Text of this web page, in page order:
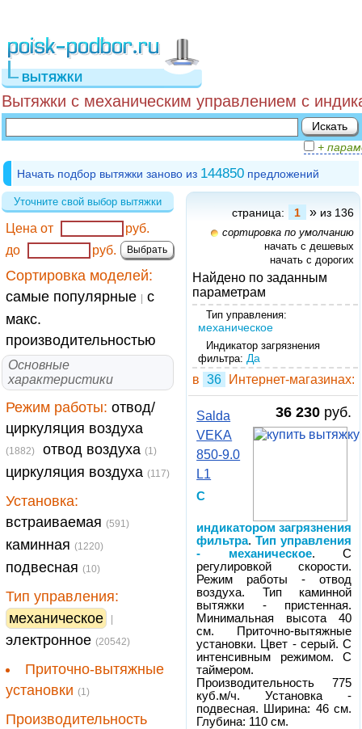
ВЫТЯЖКИ
Вытяжки с механическим управлением с
+
Начать подбор вытяжки заново из 144850 предложений
Уточните свой выбор вытяжки
Цена от
руб.
до
руб.
Сортировка моделей:
самые популярные
с
макс.
производительностью
Основные
характеристики
Режим работы: отвод/
циркуляция воздуха
(1882) отвод воздуха (1)
циркуляция воздуха (117)
Установка:
встраиваемая (591)
каминная (1220)
подвесная (10)
Тип управления:
механическое
электронное (20542)
Приточно-вытяжные
установки (1)
Производительность
страница: 1 » из 136
сортировка по умолчанию
начать с дешевых
начать с дорогих
Найдено по заданным
параметрам
Тип управления:
механическое
Индикатор загрязнения
фильтра: Да
в 36 Интернет-магазинах:
36 230 руб.
Salda
VEKA
850-9.0
L1
С
индикатором загрязнения
фильтра.Тип управления
- механическое. С
регулировкой скорости.
Режим работы - отвод
воздуха. Тип каминной
вытяжки - пристенная.
Минимальная высота 40
см. Приточно-вытяжные
установки. Цвет - серый. С
интенсивным режимом. С
таймером.
Производительность 775
куб.м/ч. Установка -
подвесная. Ширина: 46 см.
Глубина: 110 см.